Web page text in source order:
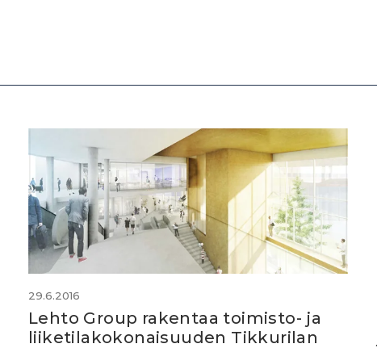
29.6.2016
Lehto Group rakentaa toimisto- ja
liiketilakokonaisuuden Tikkurilan